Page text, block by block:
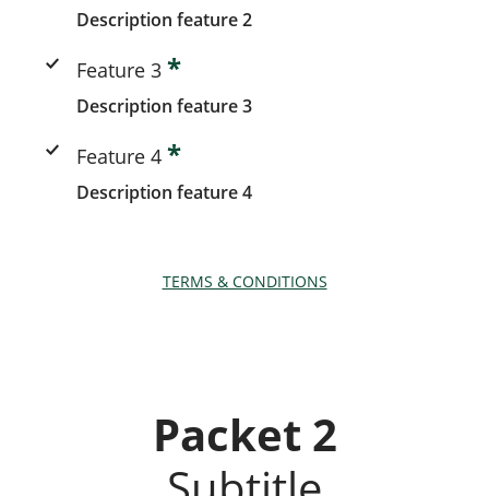
Description feature 2
Feature 3 *
Description feature 3
Feature 4 *
Description feature 4
TERMS & CONDITIONS
Packet 2